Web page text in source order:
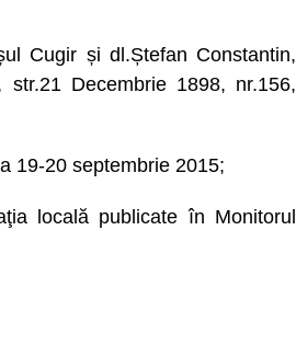
Cugir și dl.Ștefan Constantin,
Decembrie 1898, nr.156,
19-20 septembrie 2015;
locală publicate în Monitorul